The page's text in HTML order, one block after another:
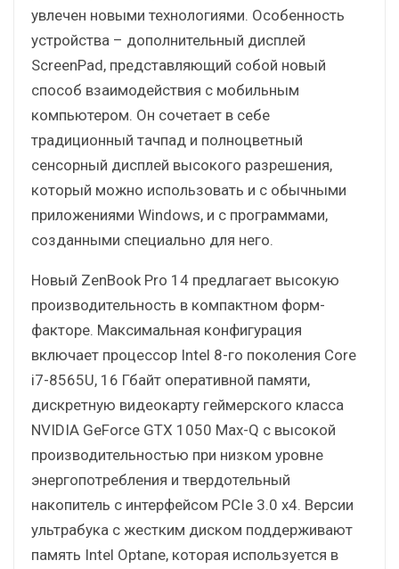
увлечен новыми технологиями. Особенность
устройства – дополнительный дисплей
ScreenPad, представляющий собой новый
способ взаимодействия с мобильным
компьютером. Он сочетает в себе
традиционный тачпад и полноцветный
сенсорный дисплей высокого разрешения,
который можно использовать и с обычными
приложениями Windows, и с программами,
созданными специально для него.
Новый ZenBook Pro 14 предлагает высокую
производительность в компактном форм-
факторе. Максимальная конфигурация
включает процессор Intel 8-го поколения Core
i7-8565U, 16 Гбайт оперативной памяти,
дискретную видеокарту геймерского класса
NVIDIA GeForce GTX 1050 Max-Q с высокой
производительностью при низком уровне
энергопотребления и твердотельный
накопитель с интерфейсом PCIe 3.0 x4. Версии
ультрабука с жестким диском поддерживают
память Intel Optane, которая используется в